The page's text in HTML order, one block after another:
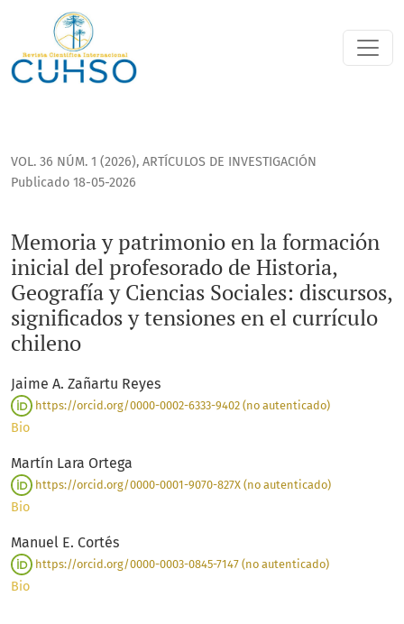
Memoria y patrimonio en la formación inicial del
VOL. 36 NÚM. 1 (2026), ARTÍCULOS DE INVESTIGACIÓN
Memoria y patrimonio en la formación
inicial del profesorado de Historia,
Geografía y Ciencias Sociales: discursos,
significados y tensiones en el currículo
chileno
Publicado 18-05-2026
Jaime A. Zañartu Reyes
https://orcid.org/0000-0002-6333-9402 (no autenticado)
Bio
Martín Lara Ortega
https://orcid.org/0000-0001-9070-827X (no autenticado)
Bio
Manuel E. Cortés
https://orcid.org/0000-0003-0845-7147 (no autenticado)
Bio